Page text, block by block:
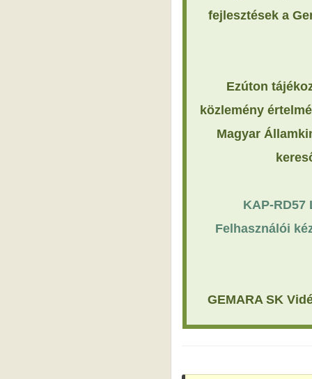
fejlesztések a
Ezúton
közlemény
Magyar
KAP-
Felhasználói
GEMARA SK